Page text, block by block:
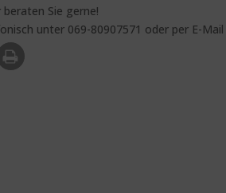
beraten Sie gerne!
unter 069-80907571 oder per E-